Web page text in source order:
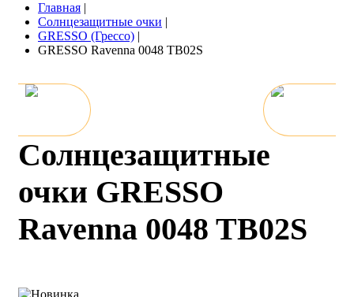
Главная |
Солнцезащитные очки |
GRESSO (Грессо) |
GRESSO Ravenna 0048 TB02S
Солнцезащитные
очки GRESSO
Ravenna 0048 TB02S